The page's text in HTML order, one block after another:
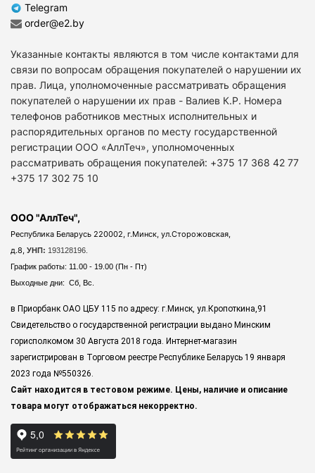
Telegram
order@e2.by
Указанные контакты являются в том числе контактами для
связи по вопросам обращения покупателей о нарушении их
прав. Лица, уполномоченные рассматривать обращения
покупателей о нарушении их прав - Валиев К.Р. Номера
телефонов работников местных исполнительных и
распорядительных органов по месту государственной
регистрации ООО «АллТеч», уполномоченных
рассматривать обращения покупателей: +375 17 368 42 77
+375 17 302 75 10
ООО "АллТеч",
Республика Беларусь 220002, г.Минск, ул.Сторожовская,
д.8, УНП: 193128196.
График работы: 11.00 - 19.00 (Пн - Пт)
Выходные дни: Сб, Вс.
в Приорбанк ОАО ЦБУ 115 по адресу: г.Минск, ул.Кропоткина,91
Свидетельство о государственной регистрации выдано Минским
горисполкомом 30 Августа 2018 года. Интернет-магазин
зарегистрирован в Торговом реестре Республике Беларусь 19 января
2023 года №550326.
Сайт находится в тестовом режиме. Цены, наличие и описание
товара могут отображаться некорректно.